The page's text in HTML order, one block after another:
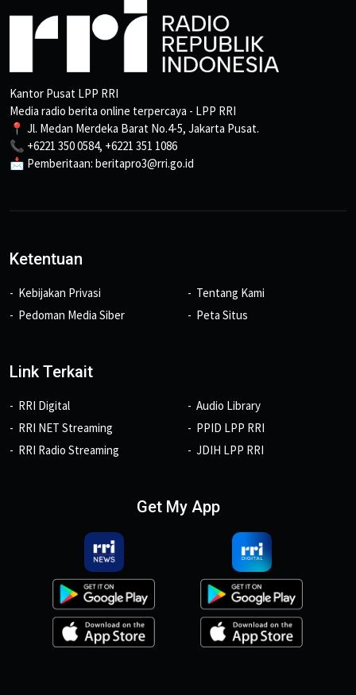
Kantor Pusat LPP RRI
Media radio berita online terpercaya - LPP RRI
📍 Jl. Medan Merdeka Barat No.4-5, Jakarta Pusat.
📞 +6221 350 0584, +6221 351 1086
📩 Pemberitaan: beritapro3@rri.go.id
Ketentuan
Kebijakan Privasi
Pedoman Media Siber
Tentang Kami
Peta Situs
Link Terkait
RRI Digital
RRI NET Streaming
RRI Radio Streaming
Audio Library
PPID LPP RRI
JDIH LPP RRI
Get My App